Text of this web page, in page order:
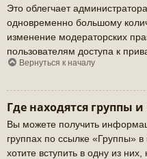
Это облегчает
одновременно большому
изменение модераторских
пользователям доступа к
Вернуться к началу
Где находятся группы
Вы можете получить
группах по ссылке «Группы»
хотите вступить в одну из